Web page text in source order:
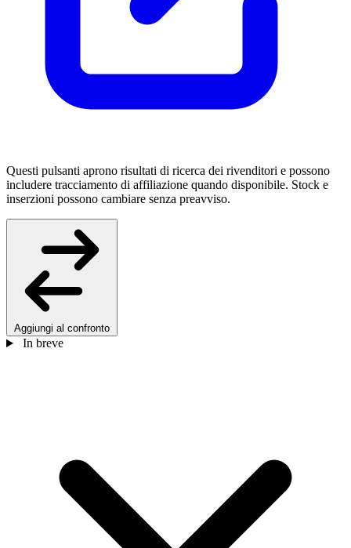
Questi pulsanti aprono risultati di ricerca dei rivenditori e possono
includere tracciamento di affiliazione quando disponibile. Stock e
inserzioni possono cambiare senza preavviso.
Aggiungi al confronto
In breve